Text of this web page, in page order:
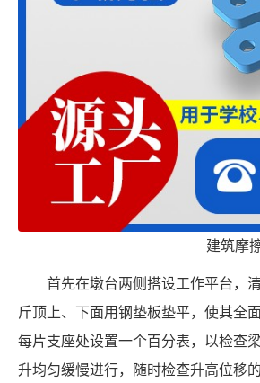
建筑摩
首先在墩台两侧搭设工作平台，
斤顶上、下面用钢垫板垫平，使其全
每片支座处设置一个百分表，以检查
升均匀缓慢进行，随时检查升高位移